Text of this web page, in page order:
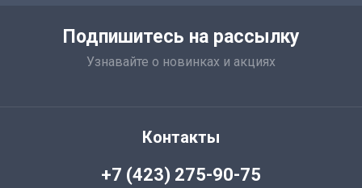
Подпишитесь на рассылку
Узнавайте о новинках и акциях
Контакты
+7 (423) 275-90-75